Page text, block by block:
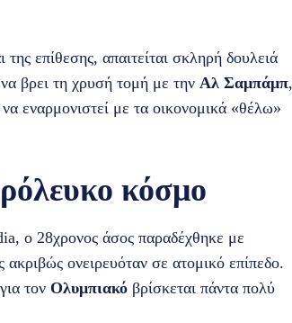
επίθεσης, απαιτείται σκληρή δουλειά
βρει τη χρυσή τομή με την Αλ Σαμπάμπ,
εναρμονιστεί με τα οικονομικά «θέλω»
κόσμο
ο 28χρονος άσος παραδέχθηκε με
ακριβώς ονειρευόταν σε ατομικό επίπεδο.
τον Ολυμπιακό βρίσκεται πάντα πολύ